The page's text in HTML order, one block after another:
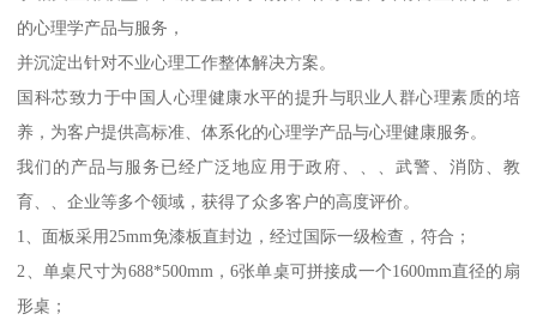
的心理学产品与服务，
并沉淀出针对不业心理工作整体解决方案。
国科芯致力于中国人心理健康水平的提升与职业人群心理素质的培
养，为客户提供高标准、体系化的心理学产品与心理健康服务。
我们的产品与服务已经广泛地应用于政府、、、武警、消防、教
育、、企业等多个领域，获得了众多客户的高度评价。
1、面板采用25mm免漆板直封边，经过国际一级检查，符合；
2、单桌尺寸为688*500mm，6张单桌可拼接成一个1600mm直径的扇
形桌；